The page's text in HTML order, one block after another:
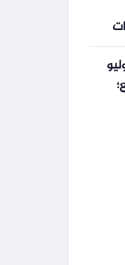
اليوم، 7 يوليو